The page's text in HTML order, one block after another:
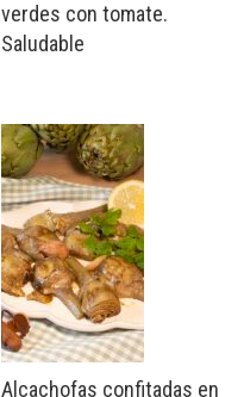
verdes con tomate.
Saludable
Alcachofas confitadas en